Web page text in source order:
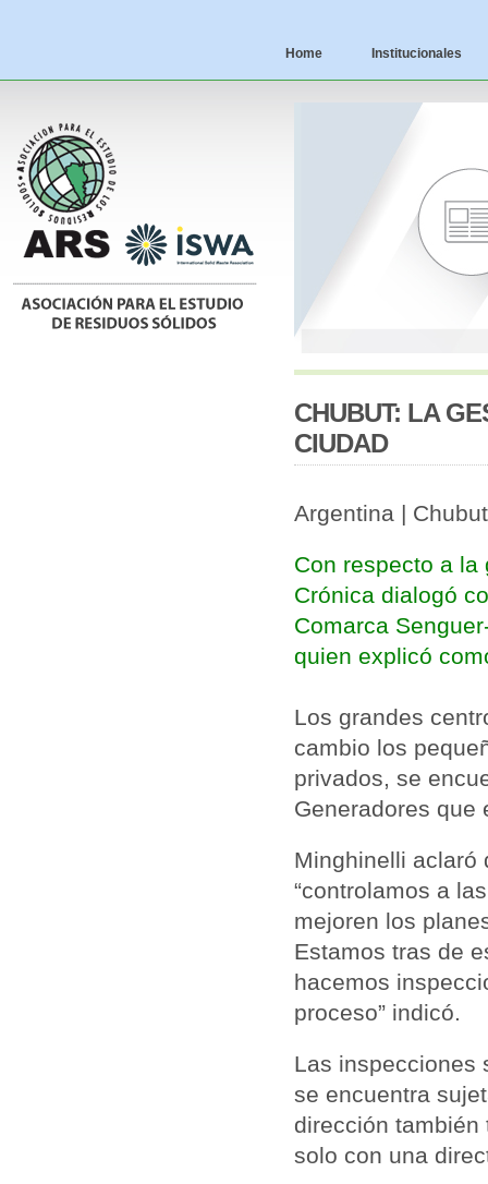
Home Institucionales
CHUBUT: LA
CIUDAD
Argentina |
Con respecto a
Crónica dialogó
Comarca
quien explicó
Los grandes
cambio los
privados, se
Generadores que
Minghinelli aclaró
“controlamos a
mejoren los
Estamos tras de
hacemos
proceso” indicó.
Las inspecciones
se encuentra
dirección
solo con una